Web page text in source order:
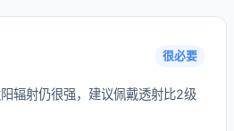
很必要
辐射仍很强，建议佩戴透射比2级